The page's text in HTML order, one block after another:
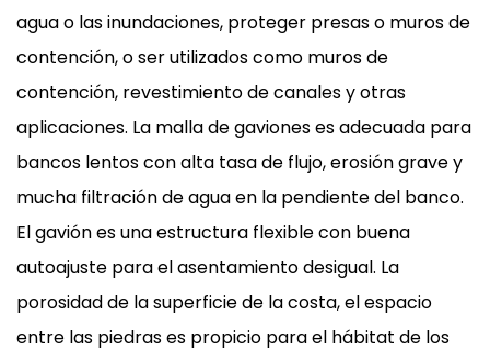
agua o las inundaciones, proteger presas o muros de
contención, o ser utilizados como muros de
contención, revestimiento de canales y otras
aplicaciones. La malla de gaviones es adecuada para
bancos lentos con alta tasa de flujo, erosión grave y
mucha filtración de agua en la pendiente del banco.
El gavión es una estructura flexible con buena
autoajuste para el asentamiento desigual. La
porosidad de la superficie de la costa, el espacio
entre las piedras es propicio para el hábitat de los